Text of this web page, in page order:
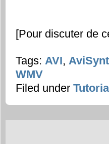
[Pour discuter de
Tags: AVI,
WMV
Filed under